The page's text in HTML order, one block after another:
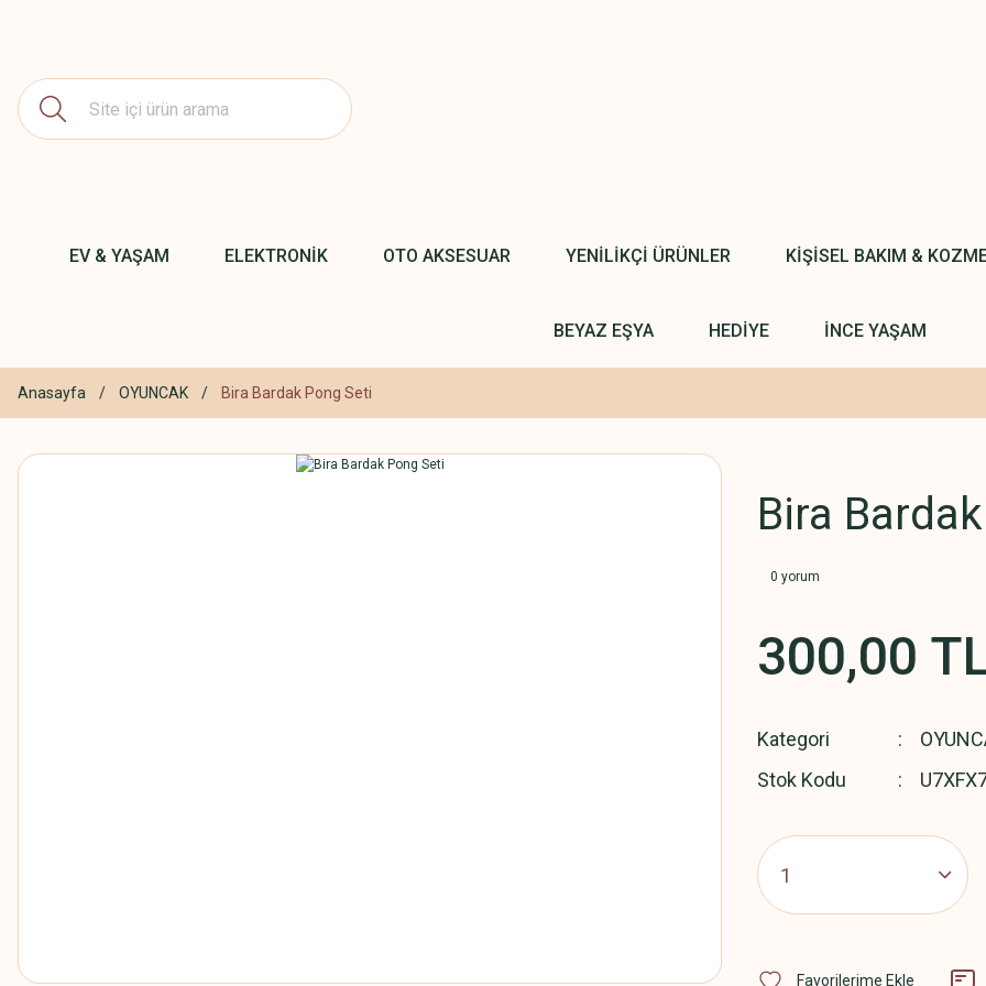
EV & YAŞAM ELEKTRONİK OTO AKSESUAR YENİLİKÇİ ÜRÜNLER KİŞİSEL BAKIM &
BEYAZ EŞYA HEDİYE İNCE YAŞAM
Anasayfa OYUNCAK Bira Bardak Pong Seti
Bira
0 yorum
300,00
Kategori
Stok Kodu